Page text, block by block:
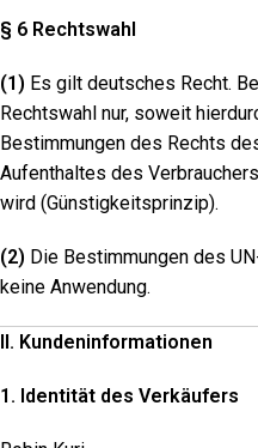
§ 6 Rechtswahl
(1) Es gilt deutsches Recht.
Rechtswahl nur, soweit
Bestimmungen des Rechts
Aufenthaltes des
wird (Günstigkeitsprinzip).
(2) Die Bestimmungen des
keine Anwendung.
II. Kundeninformationen
1. Identität des Verkäufers